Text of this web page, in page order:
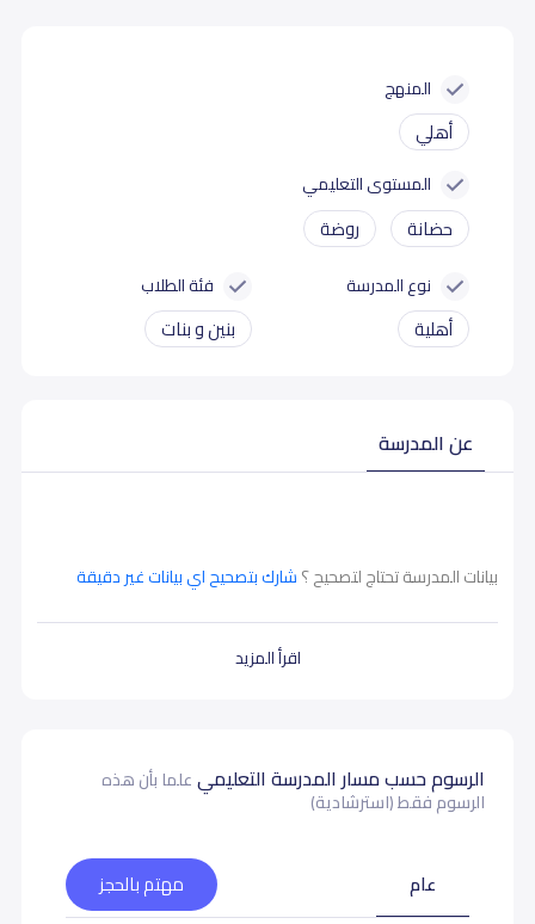
المنهج
أهلي
المستوى التعليمي
حضانة روضة
نوع المدرسة
أهلية
فئة الطلاب
بنين و بنات
عن المدرسة
اقرأ المزيد
بيانات المدرسة تحتاج لتصحيح ؟شارك بتصحيح اي بيانات غير دقيقة
الرسوم حسب مسار المدرسة التعليميعلما بأن هذه
الرسوم فقط (استرشادية)
عام مهتم بالحجز